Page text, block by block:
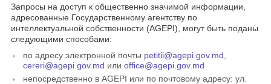
Запросы на доступ к общественно значимой информации,
адресованные Государственному агентству по
интеллектуальной собственности (AGEPI), могут быть поданы
следующими способами:
по адресу электронной почты petitii@agepi.gov.md ,
cereri@agepi.gov.md или office@agepi.gov.md
непосредственно в AGEPI или по почтовому адресу: ул.